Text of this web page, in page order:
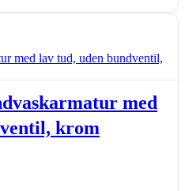
med
krom